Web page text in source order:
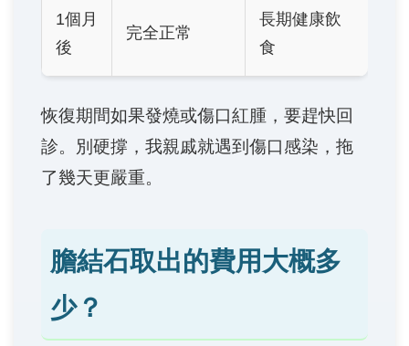
1個月
後
完全正常
長期健康飲
食
恢復期間如果發燒或傷口紅腫，要趕快回
診。別硬撐，我親戚就遇到傷口感染，拖
了幾天更嚴重。
膽結石取出的費用大概多
少？